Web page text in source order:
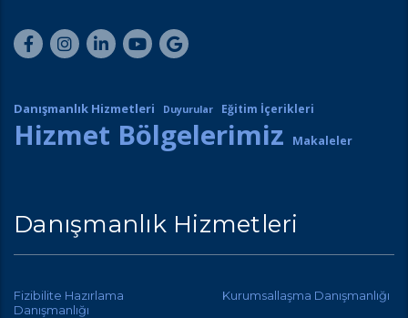
Danışmanlık Hizmetleri Duyurular Eğitim İçerikleri
Hizmet Bölgelerimiz Makaleler
Danışmanlık Hizmetleri
Fizibilite Hazırlama
Danışmanlığı
Kurumsallaşma Danışmanlığı